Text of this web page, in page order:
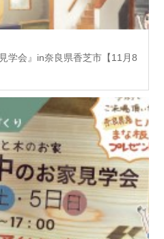
学会』in奈良県香芝市【11月8